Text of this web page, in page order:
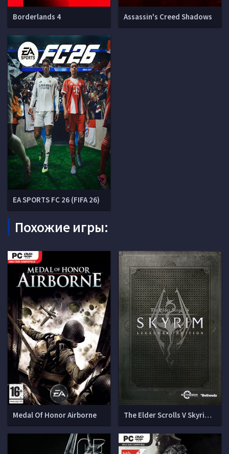
Borderlands 4 Assassin's Creed Shadows
EA SPORTS FC 26 (FIFA 26)
Похожие игры:
Medal Of Honor Airborne The Elder Scrolls V Skyrim - Legendary Edition [v1.9.32.0.8]